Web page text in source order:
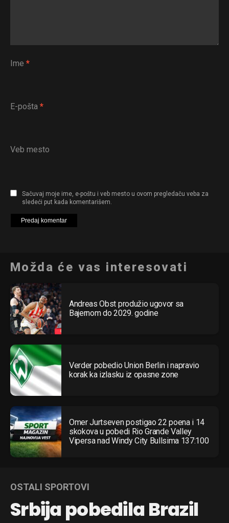
Ime *
E-pošta *
Veb mesto
Sačuvaj moje ime, e-poštu i veb mesto u ovom pregledaču veba za
sledeći put kada komentarišem.
Možda će vas interesovati
Andreas Obst produžio ugovor sa
Bajernom do 2029. godine
Verder pobedio Union Berlin i napravio
korak ka izlasku iz opasne zone
Omer Jurtseven postigao 22 poena i 14
skokova u pobedi Rio Grande Valley
Vipersa nad Windy City Bullsima 137:100
OSTALI SPORTOVI
Srbija pobedila Brazil